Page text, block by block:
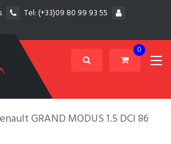
Tel:(+33)09 80 99 93 55
0
GRAND MODUS 1.5 DCI 86